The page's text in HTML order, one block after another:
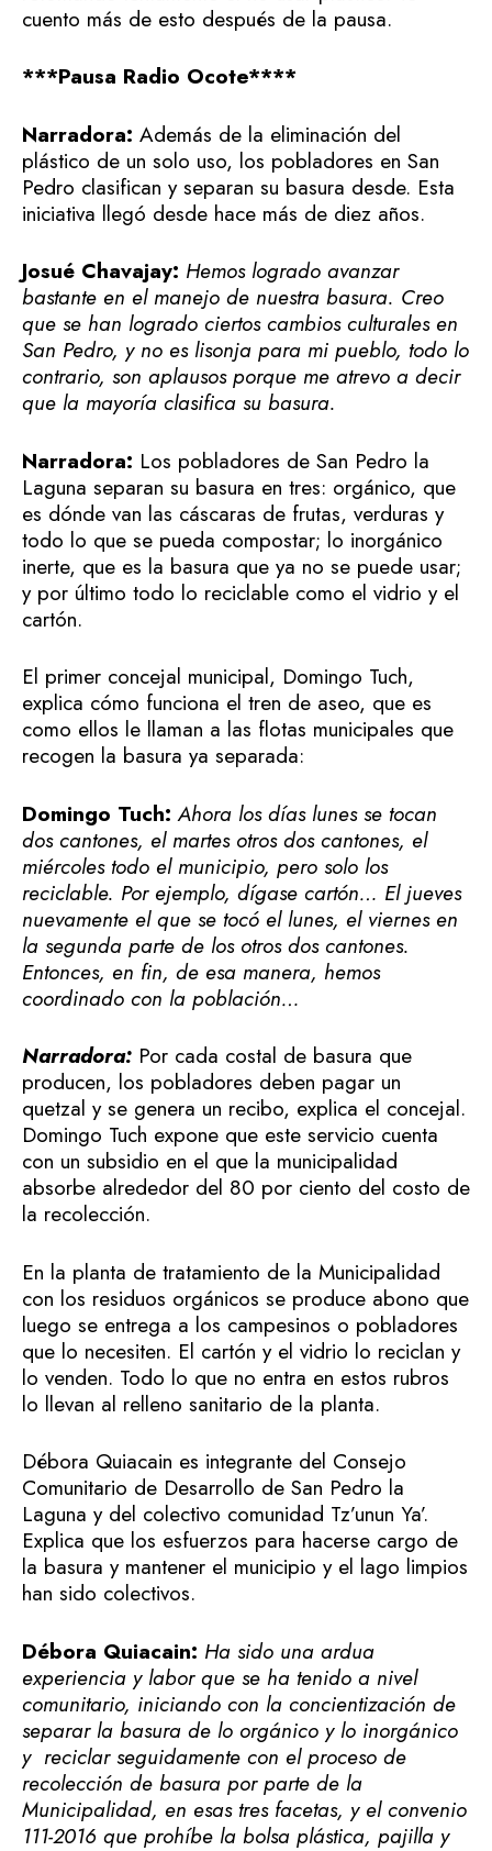
cuento más de esto después de la pausa.
***Pausa Radio Ocote****
Narradora: Además de la eliminación del
plástico de un solo uso, los pobladores en San
Pedro clasifican y separan su basura desde. Esta
iniciativa llegó desde hace más de diez años.
Josué Chavajay: Hemos logrado avanzar
bastante en el manejo de nuestra basura. Creo
que se han logrado ciertos cambios culturales en
San Pedro, y no es lisonja para mi pueblo, todo lo
contrario, son aplausos porque me atrevo a decir
que la mayoría clasifica su basura.
Narradora: Los pobladores de San Pedro la
Laguna separan su basura en tres: orgánico, que
es dónde van las cáscaras de frutas, verduras y
todo lo que se pueda compostar; lo inorgánico
inerte, que es la basura que ya no se puede usar;
y por último todo lo reciclable como el vidrio y el
cartón.
El primer concejal municipal, Domingo Tuch,
explica cómo funciona el tren de aseo, que es
como ellos le llaman a las flotas municipales que
recogen la basura ya separada:
Domingo Tuch:Ahora los días lunes se tocan
dos cantones, el martes otros dos cantones, el
miércoles todo el municipio, pero solo los
reciclable. Por ejemplo, dígase cartón… El jueves
nuevamente el que se tocó el lunes, el viernes en
la segunda parte de los otros dos cantones.
Entonces, en fin, de esa manera, hemos
coordinado con la población…
Narradora: Por cada costal de basura que
producen, los pobladores deben pagar un
quetzal y se genera un recibo, explica el concejal.
Domingo Tuch expone que este servicio cuenta
con un subsidio en el que la municipalidad
absorbe alrededor del 80 por ciento del costo de
la recolección.
En la planta de tratamiento de la Municipalidad
con los residuos orgánicos se produce abono que
luego se entrega a los campesinos o pobladores
que lo necesiten. El cartón y el vidrio lo reciclan y
lo venden. Todo lo que no entra en estos rubros
lo llevan al relleno sanitario de la planta.
Débora Quiacain es integrante del Consejo
Comunitario de Desarrollo de San Pedro la
Laguna y del colectivo comunidad Tz’unun Ya’.
Explica que los esfuerzos para hacerse cargo de
la basura y mantener el municipio y el lago limpios
han sido colectivos.
Débora Quiacain: Ha sido una ardua
experiencia y labor que se ha tenido a nivel
comunitario, iniciando con la concientización de
separar la basura de lo orgánico y lo inorgánico
y reciclar seguidamente con el proceso de
recolección de basura por parte de la
Municipalidad, en esas tres facetas, y el convenio
111-2016 que prohíbe la bolsa plástica, pajilla y